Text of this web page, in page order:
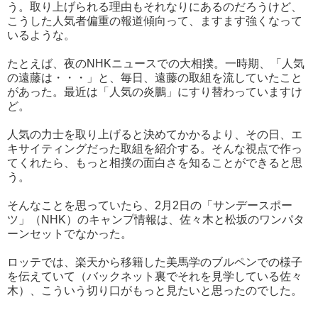
う。取り上げられる理由もそれなりにあるのだろうけど、
こうした人気者偏重の報道傾向って、ますます強くなって
いるような。
たとえば、夜のNHKニュースでの大相撲。一時期、「人気
の遠藤は・・・」と、毎日、遠藤の取組を流していたこと
があった。最近は「人気の炎鵬」にすり替わっていますけ
ど。
人気の力士を取り上げると決めてかかるより、その日、エ
キサイティングだった取組を紹介する。そんな視点で作っ
てくれたら、もっと相撲の面白さを知ることができると思
う。
そんなことを思っていたら、2月2日の「サンデースポー
ツ」（NHK）のキャンプ情報は、佐々木と松坂のワンパタ
ーンセットでなかった。
ロッテでは、楽天から移籍した美馬学のブルペンでの様子
を伝えていて（バックネット裏でそれを見学している佐々
木）、こういう切り口がもっと見たいと思ったのでした。